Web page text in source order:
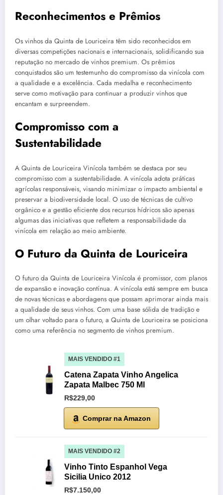
Reconhecimentos e Prêmios
Os vinhos da Quinta de Louriceira têm sido reconhecidos em
diversas competições nacionais e internacionais, solidificando sua
reputação no mercado de vinhos premium. Os prêmios
conquistados são um testemunho do compromisso da vinícola com
a qualidade e a excelência. Cada medalha e reconhecimento
serve como motivação para continuar a produzir vinhos que
encantam e surpreendem.
Compromisso com a
Sustentabilidade
A Quinta de Louriceira Vinícola também se destaca por seu
compromisso com a sustentabilidade. A vinícola adota práticas
agrícolas responsáveis, visando minimizar o impacto ambiental e
preservar a biodiversidade local. O uso de técnicas de cultivo
orgânico e a gestão eficiente dos recursos hídricos são apenas
algumas das iniciativas que refletem a responsabilidade da
vinícola em relação ao meio ambiente.
O Futuro da Quinta de Louriceira
O futuro da Quinta de Louriceira Vinícola é promissor, com planos
de expansão e inovação contínua. A vinícola está sempre em busca
de novas técnicas e abordagens que possam aprimorar ainda mais
a qualidade de seus vinhos. Com uma base sólida de tradição e
um olhar voltado para o futuro, a Quinta de Louriceira se posiciona
como uma referência no segmento de vinhos premium.
MAIS VENDIDO #1
Catena Zapata Vinho Angelica
Zapata Malbec 750 Ml
R$229,00
Comprar na Amazon
MAIS VENDIDO #2
Vinho Tinto Espanhol Vega
Sicilia Unico 2012
R$7.150,00